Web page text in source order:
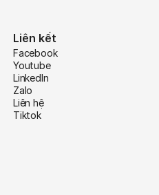
Liên kết
Facebook
Youtube
LinkedIn
Zalo
Liên hệ
Tiktok